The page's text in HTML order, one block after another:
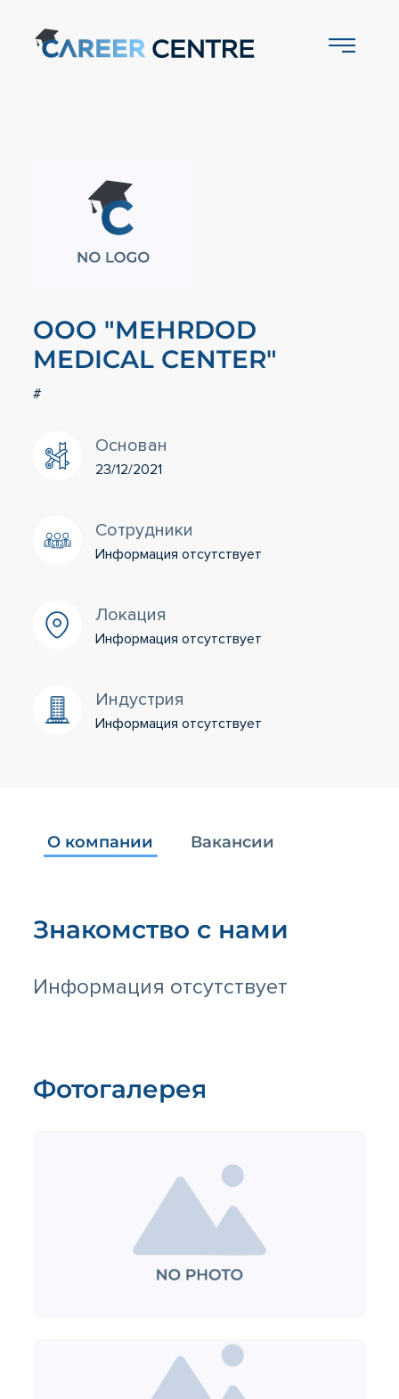
OOO "MEHRDOD
MEDICAL CENTER"
#
Основан
23/12/2021
Сотрудники
Информация отсутствует
Локация
Информация отсутствует
Индустрия
Информация отсутствует
О компании Вакансии
Знакомство с нами
Информация отсутствует
Фотогалерея